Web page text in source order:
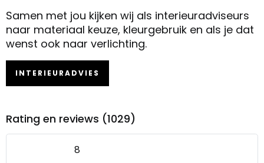
Samen met jou kijken wij als interieuradviseurs
naar materiaal keuze, kleurgebruik en als je dat
wenst ook naar verlichting.
INTERIEURADVIES
Rating en reviews (1029)
8